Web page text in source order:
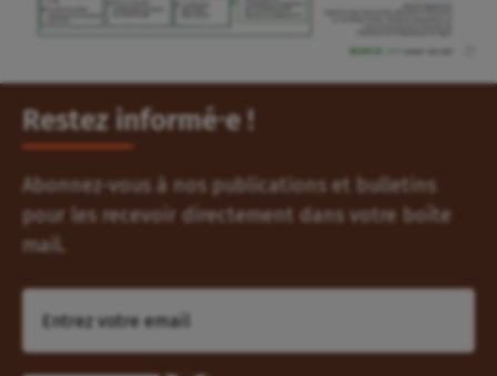
Restez informé⸱e !
Abonnez-vous à nos publications et bulletins
pour les recevoir directement dans votre boîte
mail.